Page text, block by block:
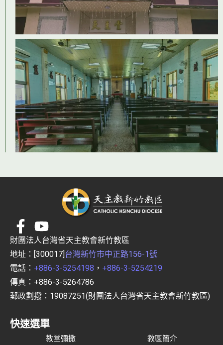
財團法人台灣省天主教會新竹教區
地址：[300017] 台灣新竹市中正路156-1號
電話： +886-3-5254198 ， +886-3-5254219
傳真：+886-3-5264786
郵政劃撥：19087251(財團法人台灣省天主教會新竹教區)
快速選單
教堂彌撒 教區簡介